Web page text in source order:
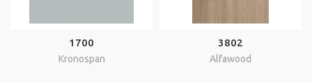
1700
Kronospan
3802
Alfawood